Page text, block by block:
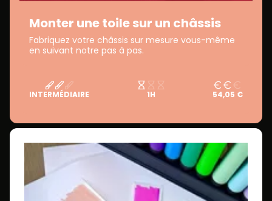
Monter une toile sur un châssis
Fabriquez votre châssis sur mesure vous-même
en suivant notre pas à pas.
INTERMÉDIAIRE 1H 54,05 €